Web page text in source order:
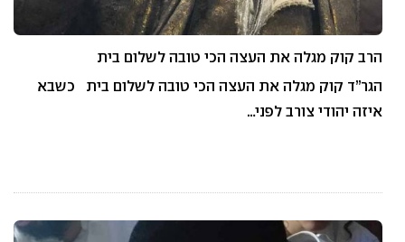
הרב קוק מגלה את העצה הכי טובה לשלום בית
הגר”ד קוק מגלה את העצה הכי טובה לשלום בית כשבא
איזה יהודי צורב לפני…